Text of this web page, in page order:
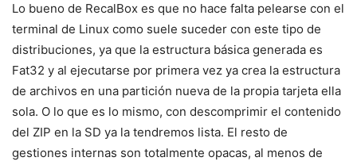
Lo bueno de RecalBox es que no hace falta pelearse con el
terminal de Linux como suele suceder con este tipo de
distribuciones, ya que la estructura básica generada es
Fat32 y al ejecutarse por primera vez ya crea la estructura
de archivos en una partición nueva de la propia tarjeta ella
sola. O lo que es lo mismo, con descomprimir el contenido
del ZIP en la SD ya la tendremos lista. El resto de
gestiones internas son totalmente opacas, al menos de